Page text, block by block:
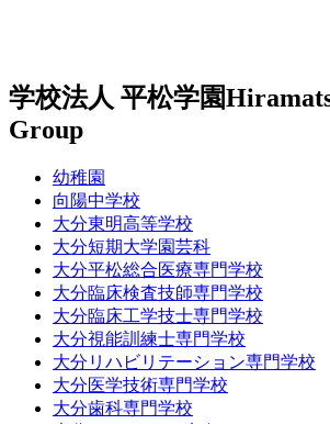
学校法人 平松学園
Group
幼稚園
向陽中学校
大分東明高等学校
大分短期大学園芸科
大分平松総合医療専門学校
大分臨床検査技師専門学校
大分臨床工学技士専門学校
大分視能訓練士専門学校
大分リハビリテーション専門学校
大分医学技術専門学校
大分歯科専門学校